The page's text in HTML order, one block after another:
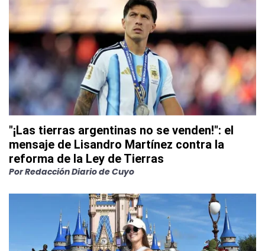
"¡Las tierras argentinas no se venden!": el
mensaje de Lisandro Martínez contra la
reforma de la Ley de Tierras
PorRedacción Diario de Cuyo